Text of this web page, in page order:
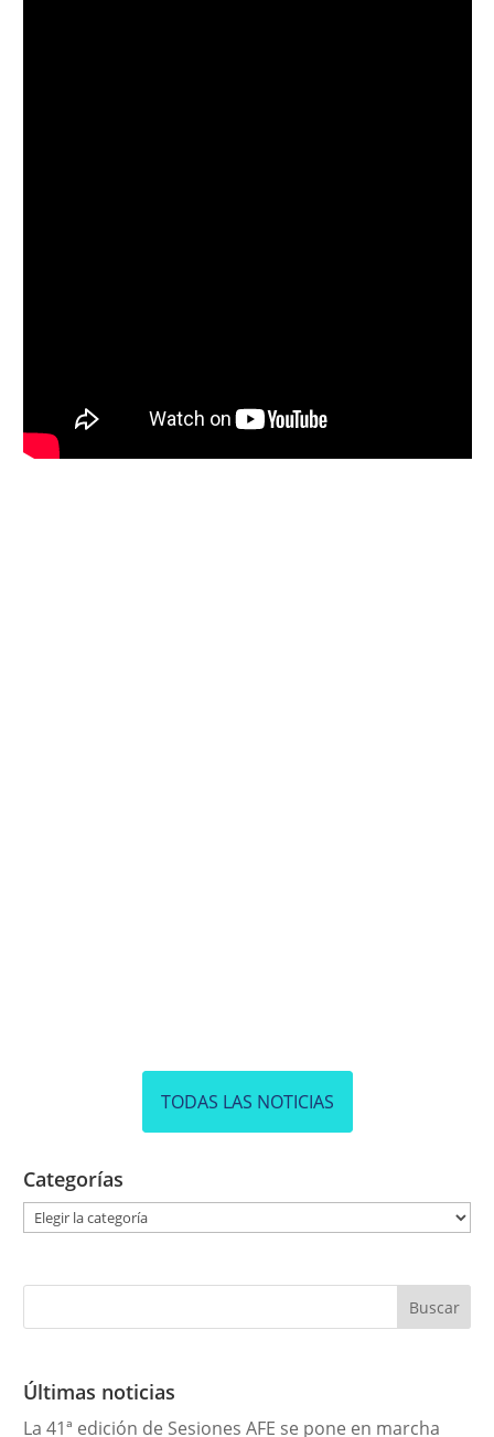
TODAS LAS NOTICIAS
Categorías
g
r
Últimas noticias
La 41ª edición de Sesiones AFE se pone en marcha